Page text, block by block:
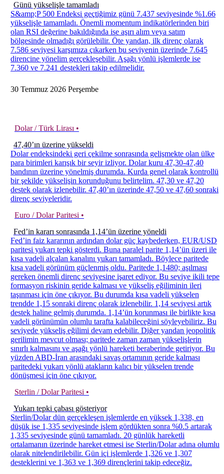
Günü yükselişle tamamladı
S&amp;P 500 Endeksi geçtiğimiz günü 7.437 seviyesinde %1.66
yükselişle tamamladı. Önemli momentum indikatörlerinden biri
olan RSI değerine bakıldığında ise aşırı alım veya satım
bölgesinde olmadığı görülebilir. Öte yandan, ilk direnç olarak
7.586 seviyesi karşımıza çıkarken bu seviyenin üzerinde 7.645
direncine yönelim gerçekleşebilir. Aşağı yönlü işlemlerde ise
7.360 ve 7.241 destekleri takip edilmelidir.
30 Temmuz 2026 Perşembe
Dolar / Türk Lirası •
47,40’ın üzerine yükseldi
Dolar endeksindeki geri çekilme sonrasında gelişmekte olan ülke
para birimleri karışık bir seyir izliyor. Dolar kuru 47,30-47,40
bandının üzerine yönelmiş durumda. Kurda genel olarak kontrollü
bir şekilde yükselişin korunduğunu belirtelim. 47,30 ve 47,20
destek olarak izlenebilir. 47,40’ın üzerinde 47,50 ve 47,60 sonraki
direnç seviyeleridir.
Euro / Dolar Paritesi •
Fed’in kararı sonrasında 1,14’ün üzerine yöneldi
Fed’in faiz kararının ardından dolar güç kaybederken, EUR/USD
paritesi yukarı tepki gösterdi. Buna paralel parite 1,14’ün üzeri ile
kısa vadeli alçalan kanalını yukarı tamamladı. Böylece paritede
kısa vadeli görünüm güçlenmiş oldu. Paritede 1,1480; aşılması
gereken önemli direnç seviyesine işaret ediyor. Bu seviye ikili tepe
formasyon riskinin geride kalması ve yükseliş eğiliminin ileri
taşınması için öne çıkıyor. Bu durumda kısa vadeli yükselen
trendde 1,15 sonraki direnç olarak izlenebilir. 1,14 seviyesi artık
destek haline gelmiş durumda. 1,14’ün korunması ile birlikte kısa
vadeli görünümün olumlu tarafta kalabileceğini söyleyebiliriz. Bu
seviyede yükseliş eğilimi devam edebilir. Diğer yandan jeopolitik
gerilimin mevcut olması; paritede zaman zaman yükselişlerin
sınırlı kalmasını ve aşağı yönlü hareketi beraberinde getiriyor. Bu
yüzden ABD-İran arasındaki savaş ortamının geride kalması
paritedeki yukarı yönlü atakların kalıcı bir yükselen trende
dönüşmesi için öne çıkıyor.
Sterlin / Dolar Paritesi •
Yukarı tepki çabası gösteriyor
Sterlin/Dolar dün gerçekleşen işlemlerde en yüksek 1,338, en
düşük ise 1,335 seviyesinde işlem gördükten sonra %0.5 artarak
1,335 seviyesinde günü tamamladı. 20 günlük hareketli
ortalamanın üzerinde hareket etmesi ise Sterlin/Dolar adına olumlu
olarak nitelendirilebilir. Gün içi işlemlerde 1,326 ve 1,307
desteklerini ve 1,363 ve 1,369 dirençlerini takip edeceğiz.